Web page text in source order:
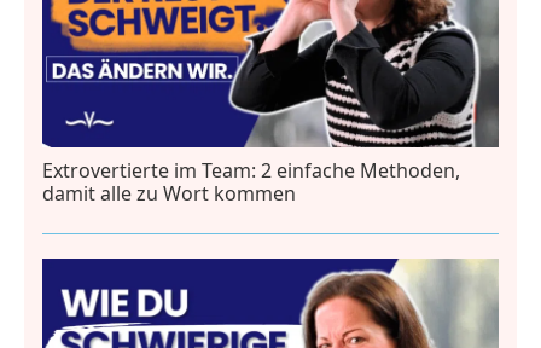
Extrovertierte im Team: 2 einfache Methoden,
damit alle zu Wort kommen